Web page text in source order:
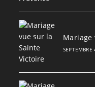
Mariage